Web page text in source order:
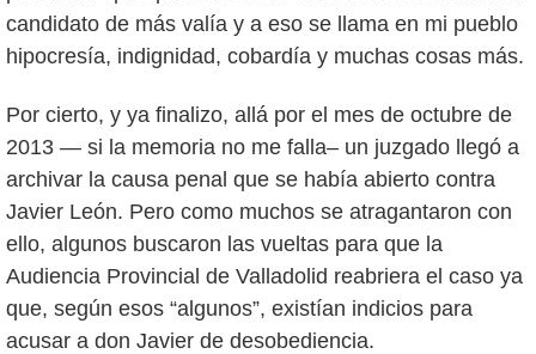
candidato de más valía y a eso se llama en mi pueblo
hipocresía, indignidad, cobardía y muchas cosas más.
Por cierto, y ya finalizo, allá por el mes de octubre de
2013 — si la memoria no me falla– un juzgado llegó a
archivar la causa penal que se había abierto contra
Javier León. Pero como muchos se atragantaron con
ello, algunos buscaron las vueltas para que la
Audiencia Provincial de Valladolid reabriera el caso ya
que, según esos “algunos”, existían indicios para
acusar a don Javier de desobediencia.